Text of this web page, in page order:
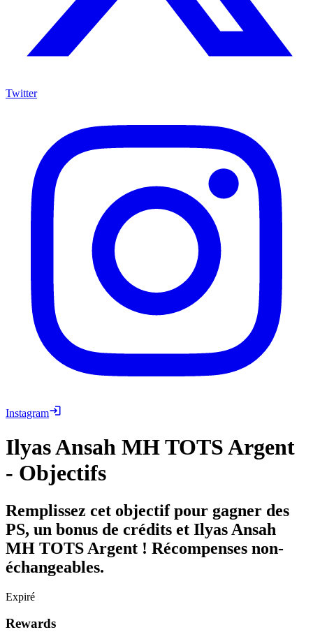
Twitter
Instagram
Ilyas Ansah MH TOTS Argent
- Objectifs
Remplissez cet objectif pour gagner des
PS, un bonus de crédits et Ilyas Ansah
MH TOTS Argent ! Récompenses non-
échangeables.
Expiré
Rewards